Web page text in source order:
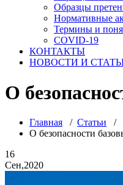
Образцы
Нормативные
Термины и
COVID-19
КОНТАКТЫ
НОВОСТИ И
О
Главная / Статьи /
О безопасности
16
Сен,2020